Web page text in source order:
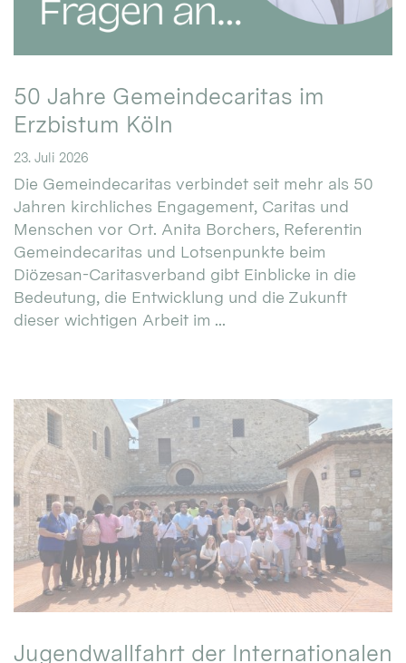
50 Jahre Gemeindecaritas im
Erzbistum Köln
23. Juli 2026
Die Gemeindecaritas verbindet seit mehr als 50
Jahren kirchliches Engagement, Caritas und
Menschen vor Ort. Anita Borchers, Referentin
Gemeindecaritas und Lotsenpunkte beim
Diözesan-Caritasverband gibt Einblicke in die
Bedeutung, die Entwicklung und die Zukunft
dieser wichtigen Arbeit im ...
Jugendwallfahrt der Internationalen